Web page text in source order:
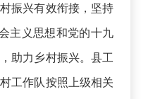
振兴有效衔接，坚持
主义思想和党的十九
助力乡村振兴。县工
工作队按照上级相关